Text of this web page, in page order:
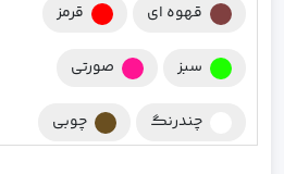
قهوه ای قرمز
سبز صورتی
چندرنگ چوبی